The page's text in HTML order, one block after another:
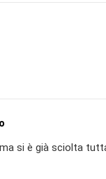
si è già sciolta